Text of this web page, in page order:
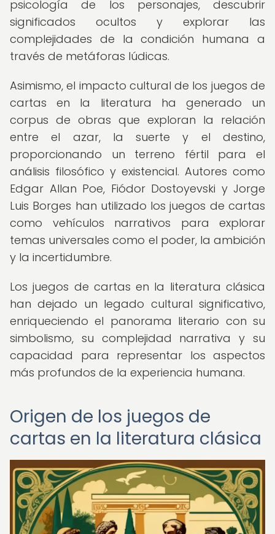
psicología de los personajes, descubrir
significados ocultos y explorar las
complejidades de la condición humana a
través de metáforas lúdicas.
Asimismo, el impacto cultural de los juegos de
cartas en la literatura ha generado un
corpus de obras que exploran la relación
entre el azar, la suerte y el destino,
proporcionando un terreno fértil para el
análisis filosófico y existencial. Autores como
Edgar Allan Poe, Fiódor Dostoyevski y Jorge
Luis Borges han utilizado los juegos de cartas
como vehículos narrativos para explorar
temas universales como el poder, la ambición
y la incertidumbre.
Los juegos de cartas en la literatura clásica
han dejado un legado cultural significativo,
enriqueciendo el panorama literario con su
simbolismo, su complejidad narrativa y su
capacidad para representar los aspectos
más profundos de la experiencia humana.
Origen de los juegos de
cartas en la literatura clásica